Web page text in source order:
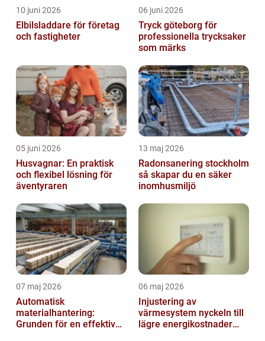
10 juni 2026
Elbilsladdare för företag
och fastigheter
06 juni 2026
Tryck göteborg för
professionella trycksaker
som märks
05 juni 2026
Husvagnar: En praktisk
och flexibel lösning för
äventyraren
13 maj 2026
Radonsanering stockholm
så skapar du en säker
inomhusmiljö
07 maj 2026
Automatisk
materialhantering:
Grunden för en effektiv
06 maj 2026
Injustering av
värmesystem nyckeln till
lägre energikostnader